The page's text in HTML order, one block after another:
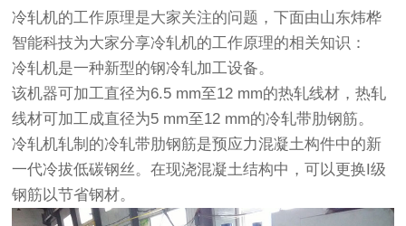
冷轧机的工作原理是大家关注的问题，下面由山东炜桦
智能科技为大家分享冷轧机的工作原理的相关知识：
冷轧机是一种新型的钢冷轧加工设备。
该机器可加工直径为6.5 mm至12 mm的热轧线材，热轧
线材可加工成直径为5 mm至12 mm的冷轧带肋钢筋。
冷轧机轧制的冷轧带肋钢筋是预应力混凝土构件中的新
一代冷拔低碳钢丝。在现浇混凝土结构中，可以更换I级
钢筋以节省钢材。